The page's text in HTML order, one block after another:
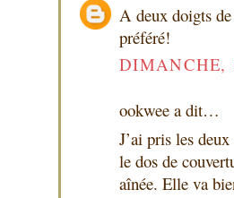
A deux doigts
préféré!
DIMANCHE,
ookwee a dit…
J’ai pris les
le dos de
aînée. Elle va